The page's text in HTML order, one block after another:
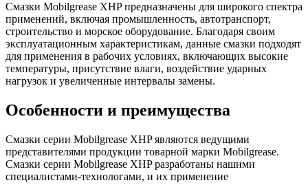
Смазки Mobilgrease XHP предназначены для широкого спектра
применений, включая промышленность, автотранспорт,
строительство и морское оборудование. Благодаря своим
эксплуатационным характеристикам, данные смазки подходят
для применения в рабочих условиях, включающих высокие
температуры, присутствие влаги, воздействие ударных
нагрузок и увеличенные интервалы замены.
Особенности и преимущества
Смазки серии Mobilgrease XHP являются ведущими
представителями продукции товарной марки Mobilgrease.
Смазки серии Mobilgrease XHP разработаны нашими
специалистами-технологами, и их применение